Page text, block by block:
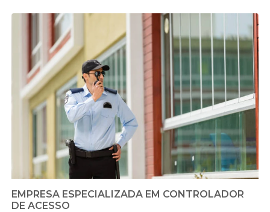
EMPRESA ESPECIALIZADA EM CONTROLADOR
DE ACESSO